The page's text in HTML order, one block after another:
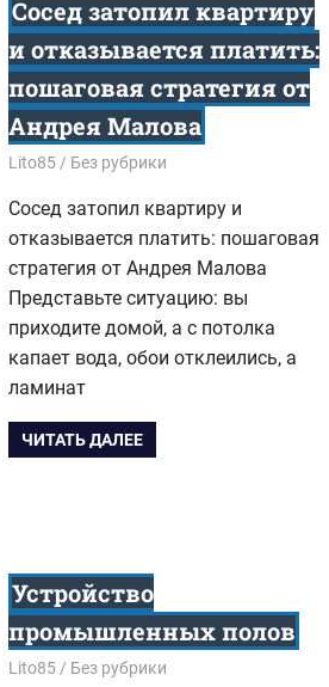
Сосед затопил квартиру
и отказывается платить:
пошаговая стратегия от
Андрея Малова
21.01.2026
Lito85 Без рубрики
Сосед затопил квартиру и
отказывается платить: пошаговая
стратегия от Андрея Малова
Представьте ситуацию: вы
приходите домой, а с потолка
капает вода, обои отклеились, а
ламинат
ЧИТАТЬ ДАЛЕЕ
Устройство
промышленных полов
30.12.2025
Lito85 Без рубрики